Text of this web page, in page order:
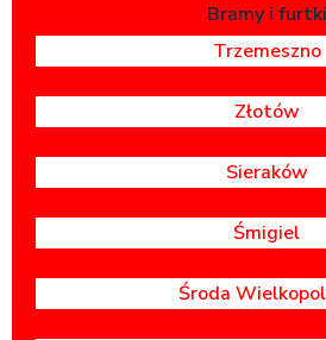
Bramy i furtki
Trzemeszno
Złotów
Sieraków
Śmigiel
Środa